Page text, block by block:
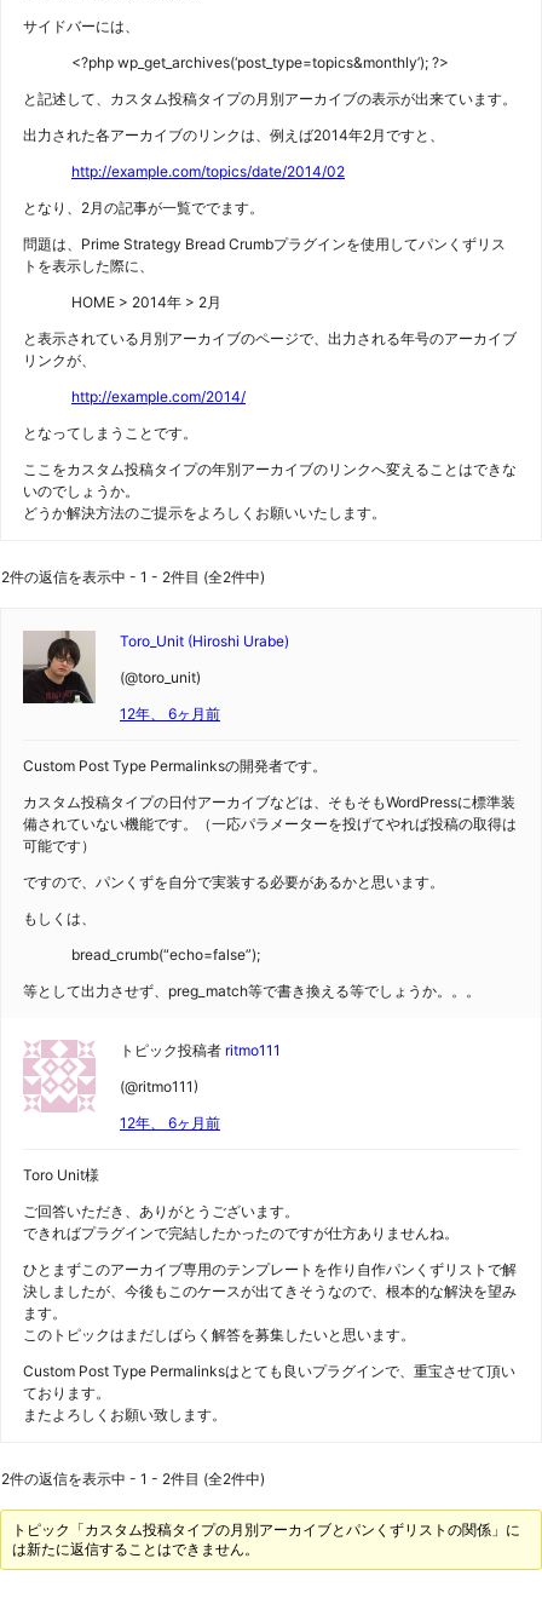
サイドバーには、
<?php wp_get_archives(‘post_type=topics&monthly’); ?>
と記述して、カスタム投稿タイプの月別アーカイブの表示が出来ています。
出力された各アーカイブのリンクは、例えば2014年2月ですと、
http://example.com/topics/date/2014/02
となり、2月の記事が一覧ででます。
問題は、Prime Strategy Bread Crumbプラグインを使用してパンくずリス
トを表示した際に、
HOME > 2014年 > 2月
と表示されている月別アーカイブのページで、出力される年号のアーカイブ
リンクが、
http://example.com/2014/
となってしまうことです。
ここをカスタム投稿タイプの年別アーカイブのリンクへ変えることはできな
いのでしょうか。
どうか解決方法のご提示をよろしくお願いいたします。
2件の返信を表示中 - 1 - 2件目 (全2件中)
Toro_Unit (Hiroshi Urabe)
(@toro_unit)
12年、 6ヶ月前
Custom Post Type Permalinksの開発者です。
カスタム投稿タイプの日付アーカイブなどは、そもそもWordPressに標準装
備されていない機能です。（一応パラメーターを投げてやれば投稿の取得は
可能です）
ですので、パンくずを自分で実装する必要があるかと思います。
もしくは、
bread_crumb(“echo=false”);
等として出力させず、preg_match等で書き換える等でしょうか。。。
トピック投稿者 ritmo111
(@ritmo111)
12年、 6ヶ月前
Toro Unit様
ご回答いただき、ありがとうございます。
できればプラグインで完結したかったのですが仕方ありませんね。
ひとまずこのアーカイブ専用のテンプレートを作り自作パンくずリストで解
決しましたが、今後もこのケースが出てきそうなので、根本的な解決を望み
ます。
このトピックはまだしばらく解答を募集したいと思います。
Custom Post Type Permalinksはとても良いプラグインで、重宝させて頂い
ております。
またよろしくお願い致します。
2件の返信を表示中 - 1 - 2件目 (全2件中)
トピック「カスタム投稿タイプの月別アーカイブとパンくずリストの関係」に
は新たに返信することはできません。